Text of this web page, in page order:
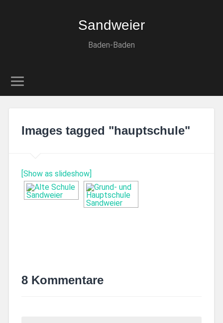
Sandweier
Baden-Baden
Images tagged "hauptschule"
[Show as slideshow]
8 Kommentare